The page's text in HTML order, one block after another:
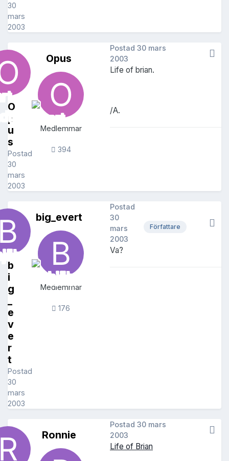
30
mars
2003
O
p
u
s
Postad
30
mars
2003
Opus
Medlemmar
394
Postad 30 mars
2003
Life of brian.
/A.
b
i
g
_
e
v
e
r
t
Postad
30
mars
2003
big_evert
Medlemmar
176
Författare
Postad
30
mars
2003
Va?
Ronnie
Postad 30 mars
2003
Life of Brian